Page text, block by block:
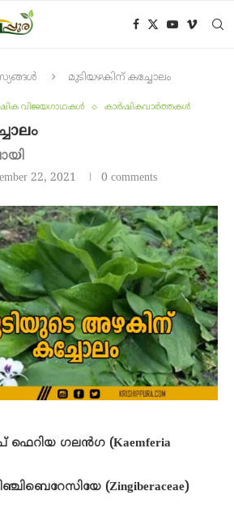
മുടിയഴകിന് കച്ചോലം
വിജയഗാഥകൾ കാർഷികവാർത്തകൾ
22, 2021 0 comments
ഫെറിയ ഗലൻഗ (Kaemferia
(Zingiberaceae)